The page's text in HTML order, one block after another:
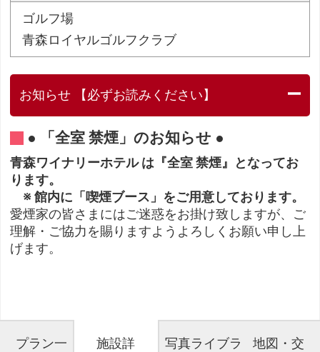
ゴルフ場
青森ロイヤルゴルフクラブ
お知らせ 【必ずお読みください】
● 「全室 禁煙」のお知らせ ●
青森ワイナリーホテル は『全室 禁煙』となってお
ります。
※ 館内に「喫煙ブース」をご用意しております。
愛煙家の皆さまにはご迷惑をお掛け致しますが、ご
理解・ご協力を賜りますようよろしくお願い申し上
げます。
プラン一
施設詳
写真ライブラ
地図・交